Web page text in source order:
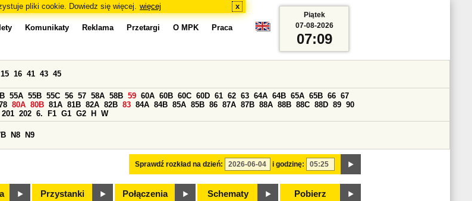
pliki cookie. Dowiedz się więcej. więcej x
Komunikaty Reklama Przetargi O MPK Praca
Sprawdź rozkład na dzień: i godzinę:
15 16 41 43 45
55A 55B 55C 56 57 58A 58B 59 60A 60B 60C 60D 61 62 63 64A 64B 65A 65B 66 67
80A 80B 81A 81B 82A 82B 83 84A 84B 85A 85B 86 87A 87B 88A 88B 88C 88D 89 90
201 202 6. F1 G1 G2 H W
N8 N9
Przystanki Połączenia Schematy Pobierz
Piątek
07-08-2026
07:09